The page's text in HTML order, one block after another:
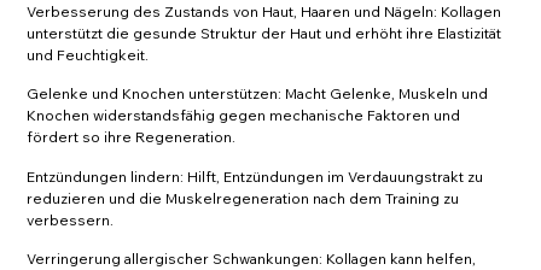
Verbesserung des Zustands von Haut, Haaren und Nägeln: Kollagen
unterstützt die gesunde Struktur der Haut und erhöht ihre Elastizität
und Feuchtigkeit.
Gelenke und Knochen unterstützen: Macht Gelenke, Muskeln und
Knochen widerstandsfähig gegen mechanische Faktoren und
fördert so ihre Regeneration.
Entzündungen lindern: Hilft, Entzündungen im Verdauungstrakt zu
reduzieren und die Muskelregeneration nach dem Training zu
verbessern.
Verringerung allergischer Schwankungen: Kollagen kann helfen,